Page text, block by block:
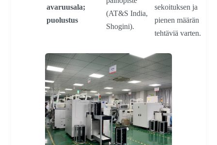
avaruusala;
puolustus
(AT&S India,
Shogini).
sekoituksen ja
pienen määrän
tehtäviä varten.